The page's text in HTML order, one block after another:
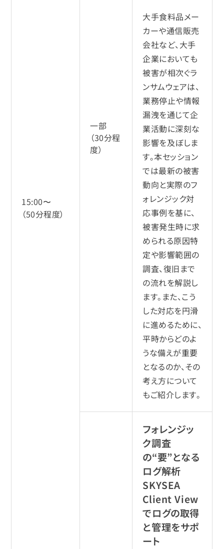
15:00〜
（50分程度）
一部
（30分程
度）
大手食料品メー
カーや通信販売
会社など、大手
企業においても
被害が相次ぐラ
ンサムウェアは、
業務停止や情報
漏洩を通じて企
業活動に深刻な
影響を及ぼしま
す。本セッション
では最新の被害
動向と実際のフ
ォレンジック対
応事例を基に、
被害発生時に求
められる原因特
定や影響範囲の
調査、復旧まで
の流れを解説し
ます。また、こう
した対応を円滑
に進めるために、
平時からどのよ
うな備えが重要
となるのか、その
考え方について
もご紹介します。
フォレンジッ
ク調査
の“要”となる
ログ解析
SKYSEA
Client View
でログの取得
と管理をサポ
ート